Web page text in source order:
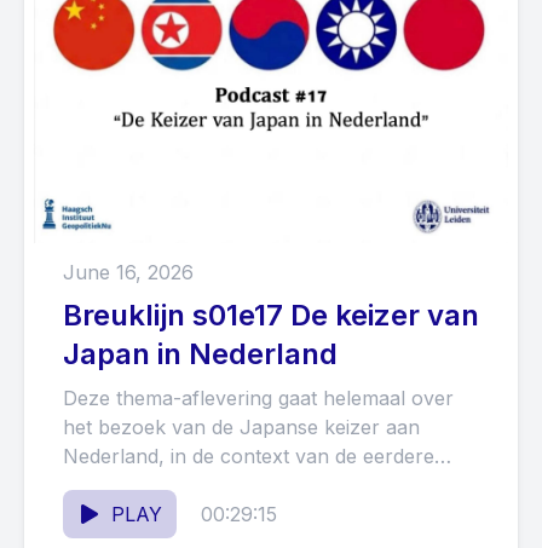
June 16, 2026
Breuklijn s01e17 De keizer van
Japan in Nederland
Deze thema-aflevering gaat helemaal over
het bezoek van de Japanse keizer aan
Nederland, in de context van de eerdere
bezoeken van zijn vader (2000)...
PLAY
00:29:15